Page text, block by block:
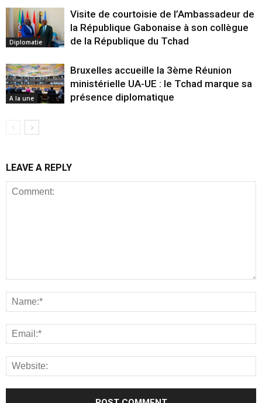
Diplomatie
Visite de courtoisie de l’Ambassadeur de
la République Gabonaise à son collègue
de la République du Tchad
A la une
Bruxelles accueille la 3ème Réunion
ministérielle UA-UE : le Tchad marque sa
présence diplomatique
LEAVE A REPLY